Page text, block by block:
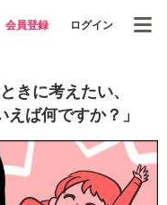
会員登録 ログイン
きに考えたい、
えば何ですか？」